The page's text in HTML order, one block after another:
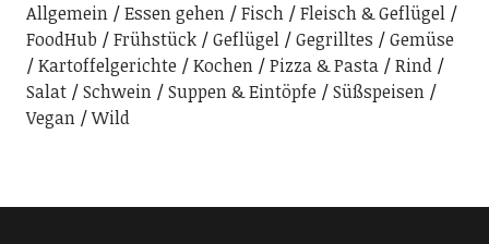
Allgemein Essen gehen Fisch
Fleisch & Geflügel
FoodHub
Frühstück Geflügel Gegrilltes
Gemüse
Kartoffelgerichte
Kochen Pizza & Pasta
Rind
Salat
Schwein Suppen & Eintöpfe
Süßspeisen
Vegan
Wild